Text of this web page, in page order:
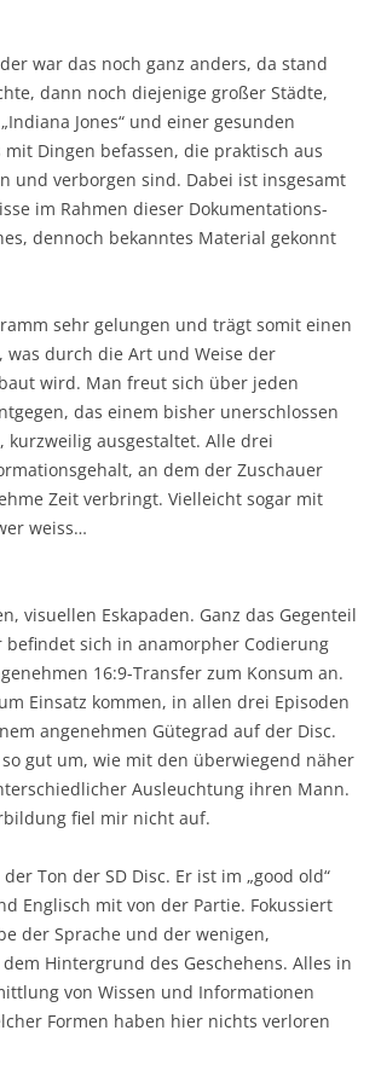
war das noch ganz anders, da stand
dann noch diejenige großer Städte,
Jones“ und einer gesunden
Dingen befassen, die praktisch aus
und verborgen sind. Dabei ist insgesamt
im Rahmen dieser Dokumentations-
dennoch bekanntes Material gekonnt
sehr gelungen und trägt somit einen
durch die Art und Weise der
wird. Man freut sich über jeden
das einem bisher unerschlossen
ausgestaltet. Alle drei
an dem der Zuschauer
Zeit verbringt. Vielleicht sogar mit
weiss…
visuellen Eskapaden. Ganz das Gegenteil
befindet sich in anamorpher Codierung
16:9-Transfer zum Konsum an.
Einsatz kommen, in allen drei Episoden
angenehmen Gütegrad auf der Disc.
gut um, wie mit den überwiegend näher
Ausleuchtung ihren Mann.
fiel mir nicht auf.
Ton der SD Disc. Er ist im „good old“
Englisch mit von der Partie. Fokussiert
der Sprache und der wenigen,
Hintergrund des Geschehens. Alles in
von Wissen und Informationen
Formen haben hier nichts verloren